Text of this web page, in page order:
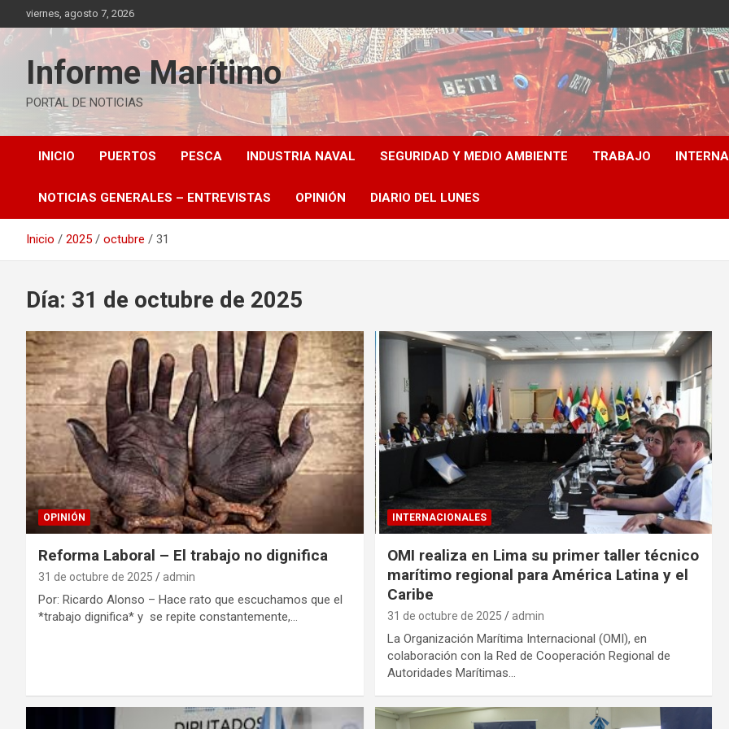
al
contenido
viernes, agosto 7, 2026
Informe Marítimo
PORTAL DE NOTICIAS
INICIO PUERTOS PESCA INDUSTRIA NAVAL SEGURIDAD Y MEDIO AMBIENTE TRABAJO
NOTICIAS GENERALES – ENTREVISTAS OPINIÓN DIARIO DEL LUNES
Inicio 2025 octubre 31
Día: 31 de octubre de 2025
OPINIÓN
Reforma Laboral – El trabajo no dignifica
31 de octubre de 2025 admin
Por: Ricardo Alonso – Hace rato que escuchamos que el
*trabajo dignifica* y se repite constantemente,…
INTERNACIONALES
OMI realiza en Lima su primer taller técnico
marítimo regional para América Latina y el
Caribe
31 de octubre de 2025 admin
La Organización Marítima Internacional (OMI), en
colaboración con la Red de Cooperación Regional de
Autoridades Marítimas…